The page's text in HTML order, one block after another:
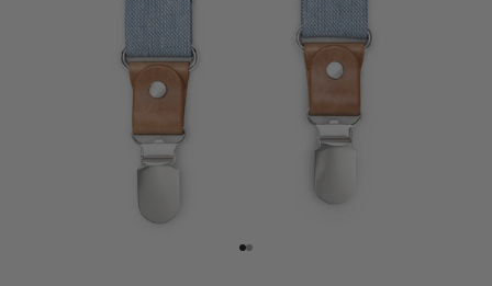
Gehe zu Element 1
Gehe zu Element 2